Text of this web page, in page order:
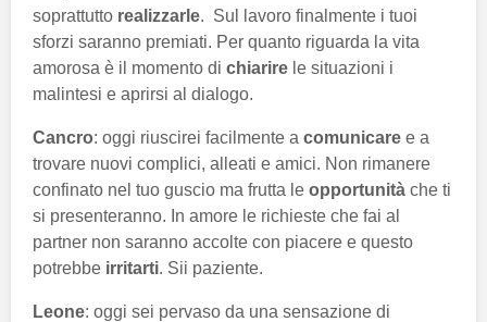
soprattutto realizzarle. Sul lavoro finalmente i tuoi
sforzi saranno premiati. Per quanto riguarda la vita
amorosa è il momento di chiarire le situazioni i
malintesi e aprirsi al dialogo.
Cancro: oggi riuscirei facilmente a comunicare e a
trovare nuovi complici, alleati e amici. Non rimanere
confinato nel tuo guscio ma frutta le opportunità che ti
si presenteranno. In amore le richieste che fai al
partner non saranno accolte con piacere e questo
potrebbe irritarti. Sii paziente.
Leone: oggi sei pervaso da una sensazione di